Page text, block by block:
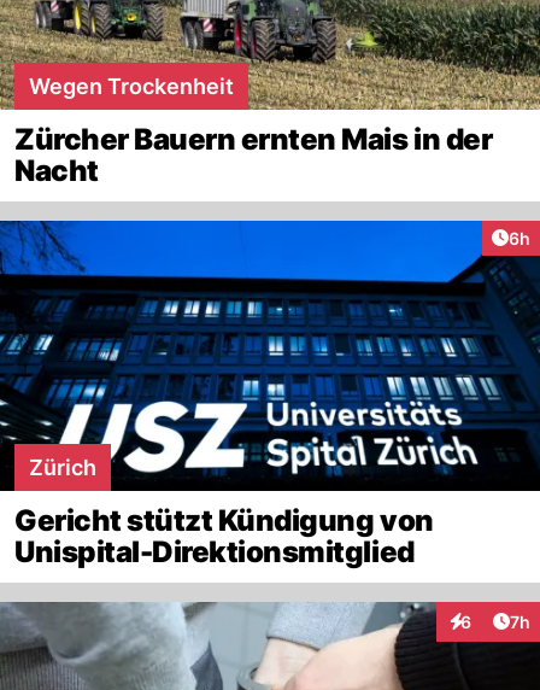
Wegen Trockenheit
Zürcher Bauern ernten Mais in der
Nacht
6h
Zürich
Gericht stützt Kündigung von
Unispital-Direktionsmitglied
6 7h